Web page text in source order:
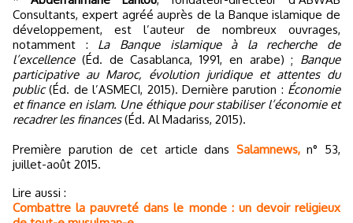
Consultants, expert agréé auprès de la Banque islamique de
développement, est l’auteur de nombreux ouvrages,
notamment : La Banque islamique à la recherche de
l’excellence(Éd. de Casablanca, 1991, en arabe) ; Banque
participative au Maroc, évolution juridique et attentes du
public(Éd. de l’ASMECI, 2015). Dernière parution : Économie
et finance en islam. Une éthique pour stabiliser l’économie et
recadrer les finances(Éd. Al Madariss, 2015).
Première parution de cet article dans Salamnews,n° 53,
juillet-août 2015.
Lire aussi :
Combattre la pauvreté dans le monde : un devoir religieux